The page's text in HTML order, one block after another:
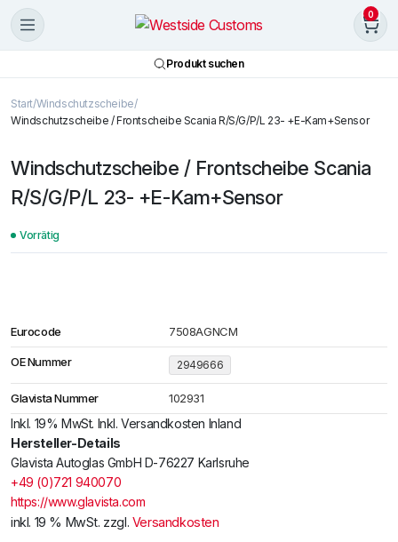
0
Produkt suchen
Start Windschutzscheibe
Windschutzscheibe / Frontscheibe Scania R/S/G/P/L 23- +E-Kam+Sensor
Windschutzscheibe / Frontscheibe Scania
R/S/G/P/L 23- +E-Kam+Sensor
Vorrätig
Eurocode 7508AGNCM
OE Nummer 2949666
Glavista Nummer 102931
Inkl. 19% MwSt. Inkl. Versandkosten Inland
Hersteller-Details
Glavista Autoglas GmbH D-76227 Karlsruhe
+49 (0)721 940070
https://www.glavista.com
inkl. 19 % MwSt. zzgl. Versandkosten